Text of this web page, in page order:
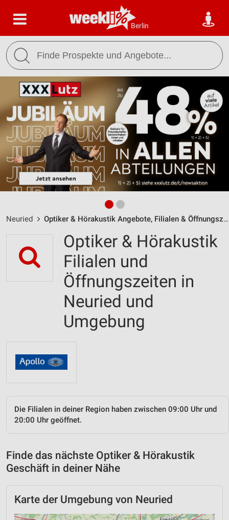
Berlin
Neuried Optiker & Hörakustik Angebote, Filialen & Öffnungszeiten
Optiker & Hörakustik
Filialen und
Öffnungszeiten in
Neuried und
Umgebung
Die Filialen in deiner Region haben zwischen 09:00 Uhr und
20:00 Uhr geöffnet.
Finde das nächste Optiker & Hörakustik
Geschäft in deiner Nähe
Karte der Umgebung von Neuried